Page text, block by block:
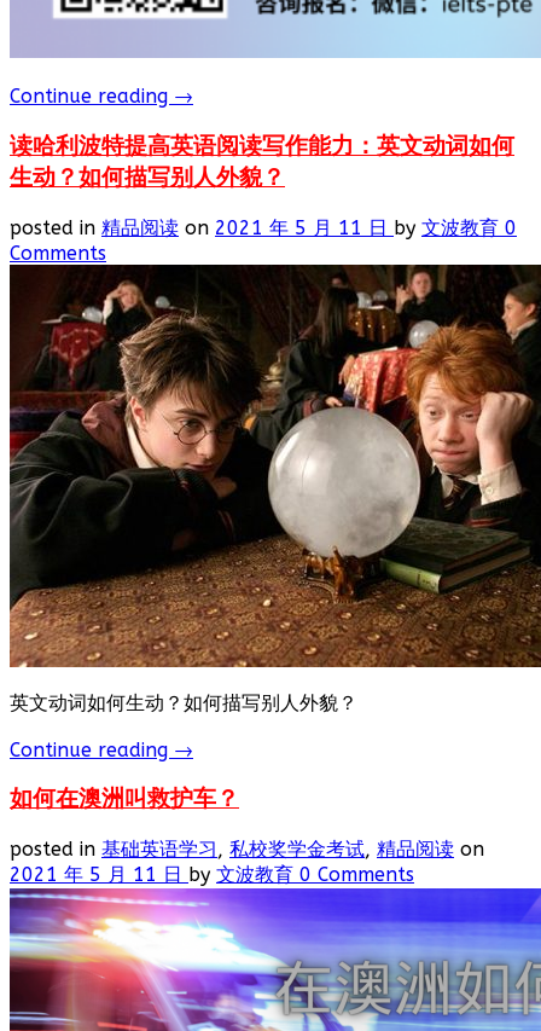
Continue reading →
读哈利波特提高英语阅读写作能力：英文动词如何
生动？如何描写别人外貌？
posted in 精品阅读 on 2021 年 5 月 11 日 by 文波教育 0
Comments
英文动词如何生动？如何描写别人外貌？
Continue reading →
如何在澳洲叫救护车？
posted in 基础英语学习, 私校奖学金考试, 精品阅读 on
2021 年 5 月 11 日 by 文波教育 0 Comments